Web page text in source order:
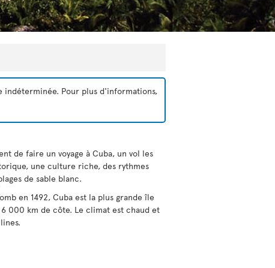
indéterminée. Pour plus d'informations,
de faire un voyage à Cuba, un vol les
une culture riche, des rythmes
de sable blanc.
en 1492, Cuba est la plus grande île
000 km de côte. Le climat est chaud et